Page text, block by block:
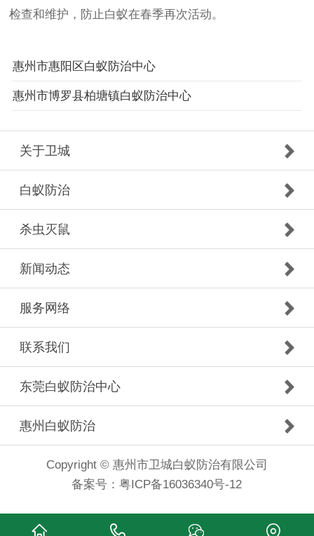
检查和维护，防止白蚁在春季再次活动。
惠州市惠阳区白蚁防治中心
惠州市博罗县柏塘镇白蚁防治中心
关于卫城
白蚁防治
杀虫灭鼠
新闻动态
服务网络
联系我们
东莞白蚁防治中心
惠州白蚁防治
Copyright © 惠州市卫城白蚁防治有限公司
备案号：粤ICP备16036340号-12